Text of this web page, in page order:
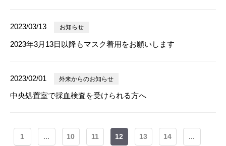
2023/03/13 お知らせ
2023年3月13日以降もマスク着用をお願いします
2023/02/01 外来からのお知らせ
中央処置室で採血検査を受けられる方へ
1 ... 10 11 12 13 14 ...